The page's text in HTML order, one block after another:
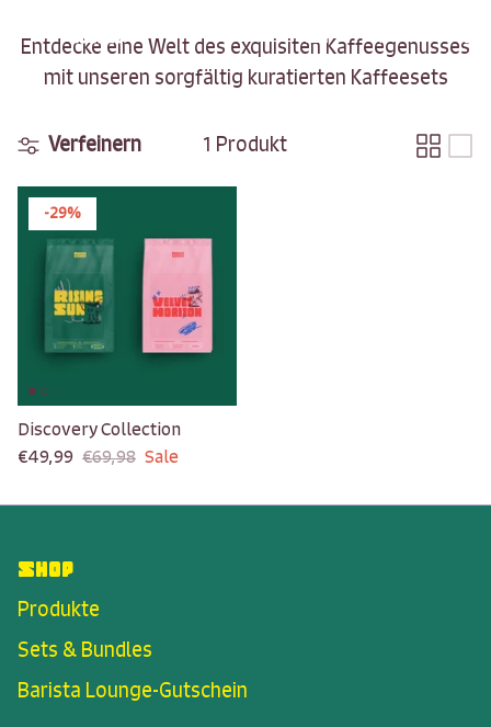
zum
Inhalt
Produktübersicht
Sets & Bundles
Gutscheine
Entdecke eine Welt des exquisiten Kaffeegenusses
mit unseren sorgfältig kuratierten Kaffeesets
Verfeinern 1 Produkt
-29%
Discovery Collection
€49,99 €69,98 Sale
Shop
Produkte
Sets & Bundles
Barista Lounge-Gutschein